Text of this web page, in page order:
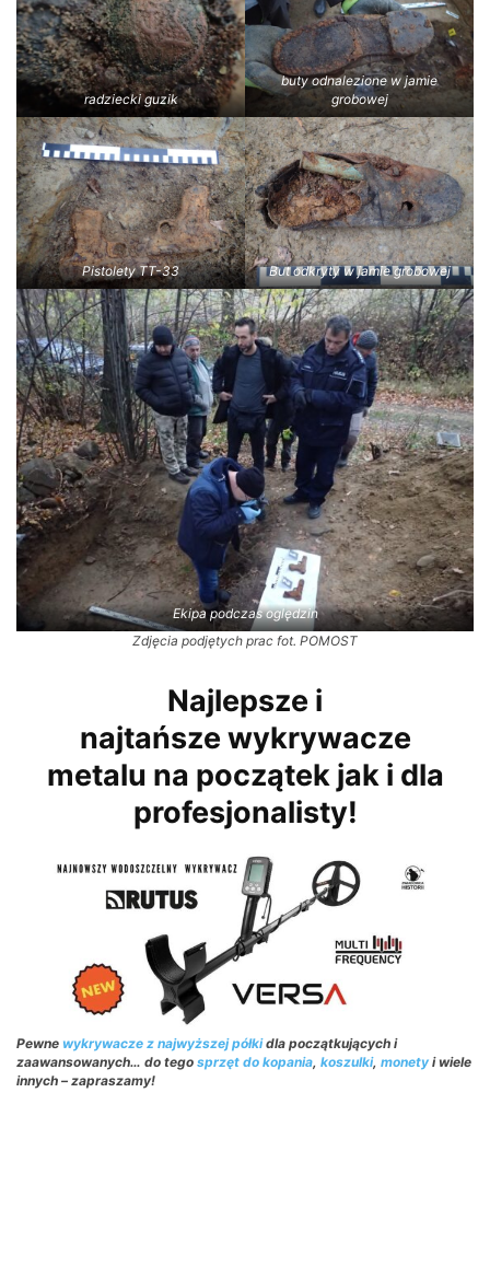
radziecki guzik
buty odnalezione w jamie
grobowej
Pistolety TT-33 But odkryty w jamie grobowej
Ekipa podczas oględzin
Zdjęcia podjętych prac fot. POMOST
Najlepsze i
najtańsze wykrywacze
metalu na początek jak i dla
profesjonalisty!
Pewne wykrywacze z najwyższej półkidla początkujących i
zaawansowanych… do tego sprzęt do kopania, koszulki, monety i wiele
innych – zapraszamy!